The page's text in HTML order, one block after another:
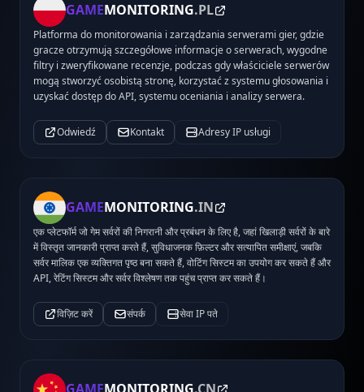
GAMEMONITORING.PL
Platforma do monitorowania i zarządzania serwerami gier, gdzie
gracze otrzymują szczegółowe informacje o serwerach, wygodne
filtry i zweryfikowane recenzje, podczas gdy właściciele serwerów
mogą stworzyć osobistą stronę, korzystać z systemu głosowania i
uzyskać dostęp do API, systemu oceniania i analizy serwera.
Odwiedź Kontakt Adresy IP usługi
GAMEMONITORING.IN
एक प्लेटफॉर्म जो गेम सर्वरों की निगरानी और प्रबंधन के लिए है, जहां खिलाड़ी सर्वरों के बारे
में विस्तृत जानकारी प्राप्त करते हैं, सुविधाजनक फ़िल्टर और सत्यापित समीक्षाएं, जबकि
सर्वर मालिक एक व्यक्तिगत पृष्ठ बना सकते हैं, वोटिंग सिस्टम का उपयोग कर सकते हैं और
API, रेटिंग सिस्टम और सर्वर विश्लेषण तक पहुंच प्राप्त कर सकते हैं।
विज़िट करें संपर्क सेवा IP पते